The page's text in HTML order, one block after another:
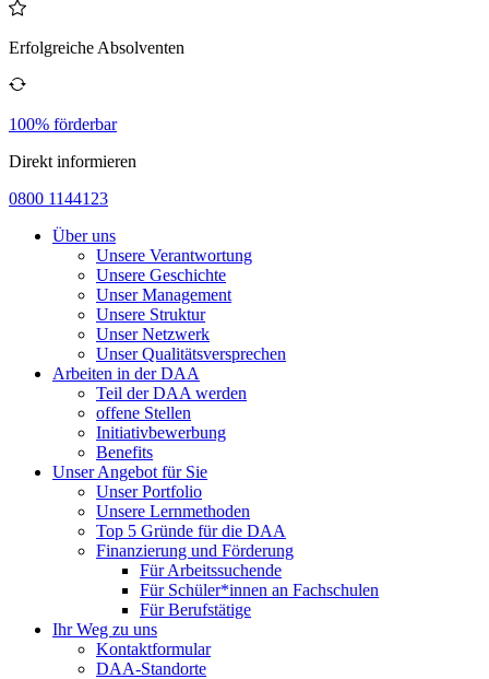
Erfolgreiche Absolventen
100% förderbar
Direkt informieren
0800 1144123
Über uns
Unsere Verantwortung
Unsere Geschichte
Unser Management
Unsere Struktur
Unser Netzwerk
Unser Qualitätsversprechen
Arbeiten in der DAA
Teil der DAA werden
offene Stellen
Initiativbewerbung
Benefits
Unser Angebot für Sie
Unser Portfolio
Unsere Lernmethoden
Top 5 Gründe für die DAA
Finanzierung und Förderung
Für Arbeitssuchende
Für Schüler*innen an Fachschulen
Für Berufstätige
Ihr Weg zu uns
Kontaktformular
DAA-Standorte